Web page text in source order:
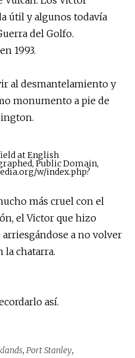
útil y algunos todavía
del Golfo.
1993.
al desmantelamiento y
monumento a pie de
at English
Public Domain,
w/index.php?
más cruel con el
el Victor que hizo
a no volver
la chatarra.
así.
, Port Stanley,